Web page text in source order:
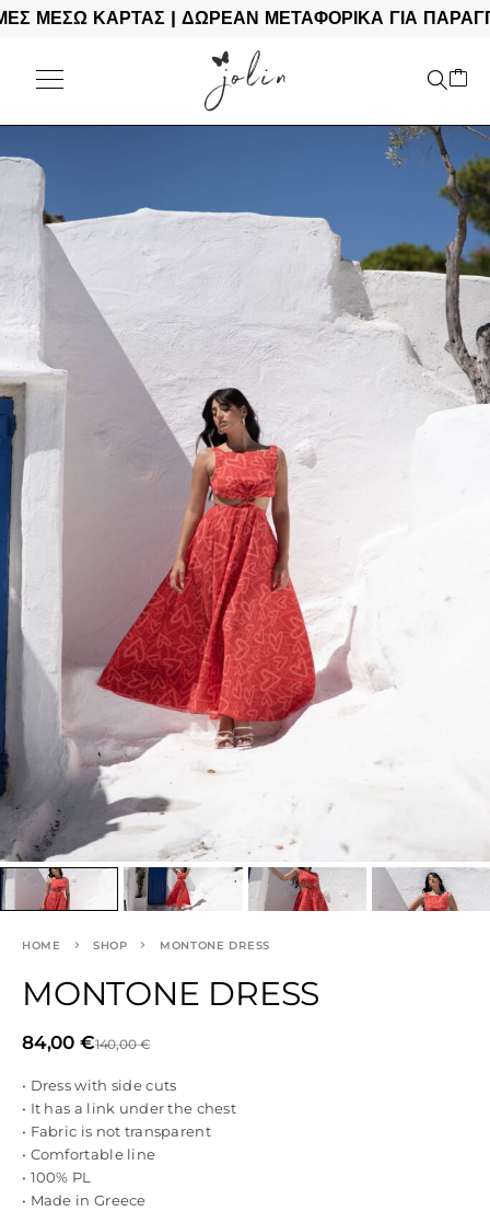
ΚΑΡΤΑΣ | ΔΩΡΕΑΝ ΜΕΤΑΦΟΡΙΚΑ ΓΙΑ
HOME SHOP MONTONE DRESS
MONTONE DRESS
140,00€
84,00 €
• Dress with side cuts
• It has a link under the chest
• Fabric is not transparent
• Comfortable line
• 100% PL
• Made in Greece